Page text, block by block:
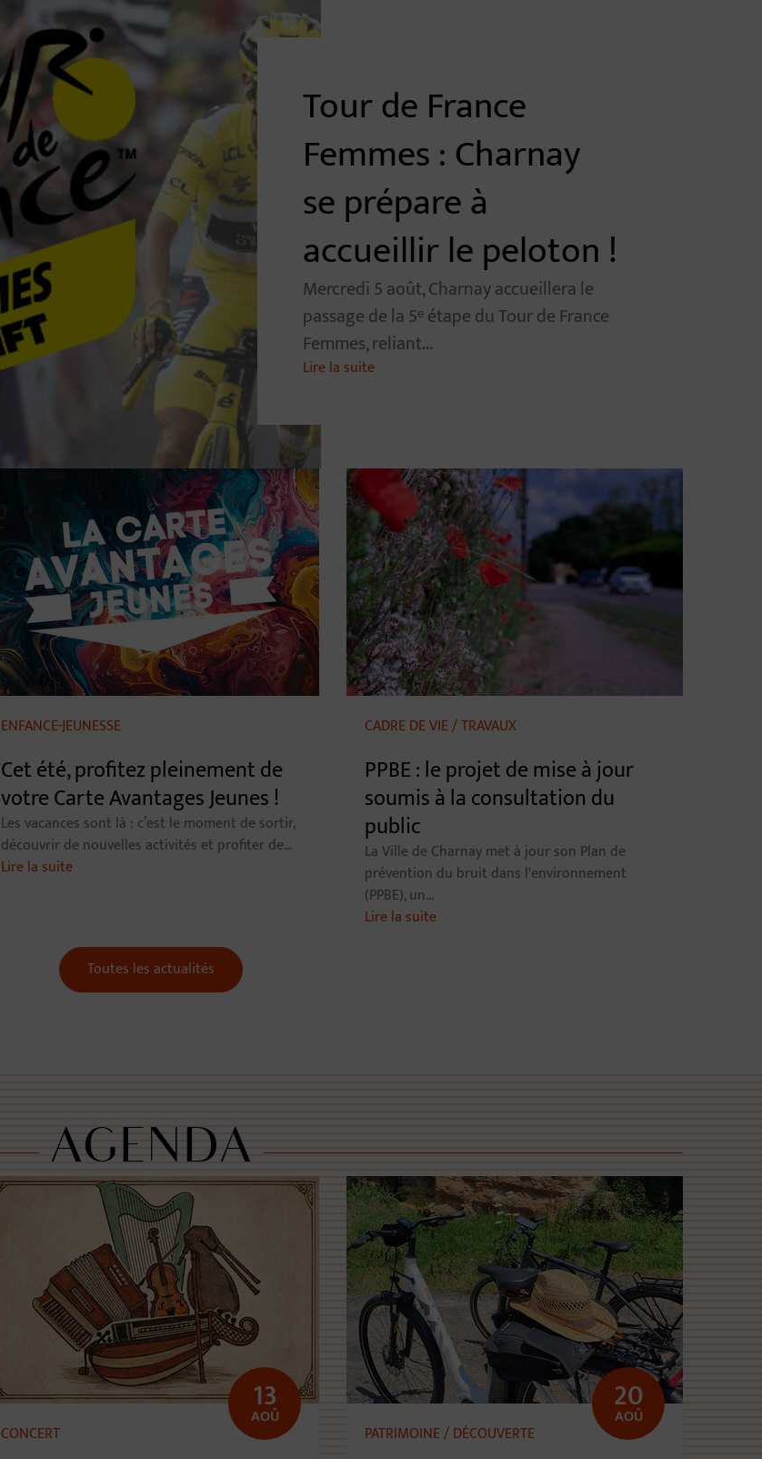
Tour de France
Femmes : Charnay
se prépare à
accueillir le peloton !
Mercredi 5 août, Charnay accueillera le
passage de la 5ᵉ étape du Tour de France
Femmes, reliant...
Lire la suite
ENFANCE-JEUNESSE
Cet été, profitez pleinement de
votre Carte Avantages Jeunes !
Les vacances sont là : c’est le moment de sortir,
découvrir de nouvelles activités et profiter de...
Lire la suite
CADRE DE VIE / TRAVAUX
PPBE : le projet de mise à jour
soumis à la consultation du
public
La Ville de Charnay met à jour son Plan de
prévention du bruit dans l'environnement
(PPBE), un...
Lire la suite
Toutes les actualités
AGENDA
CONCERT
13
AOÛ
PATRIMOINE / DÉCOUVERTE
20
AOÛ